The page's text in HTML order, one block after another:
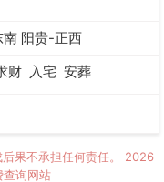
阳贵-正西
财 入宅 安葬
果不承担任何责任。 2026
查询网站